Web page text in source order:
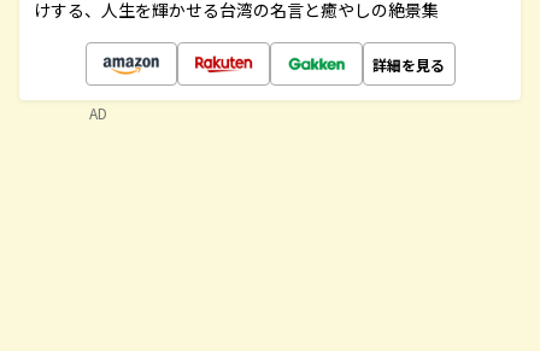
けする、人生を輝かせる台湾の名言と癒やしの絶景集
詳細を見る
AD